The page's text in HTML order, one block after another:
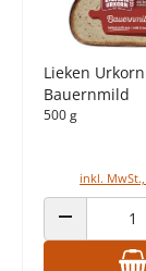
Lieken Urkorn
Bauernmild
500 g
inkl.
ANZAHL